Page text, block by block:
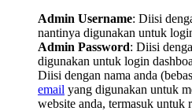
Admin Username: Diisi
nantinya digunakan untuk
Admin Password: Diisi
digunakan untuk login
Diisi dengan nama anda
email yang digunakan untuk
website anda, termasuk untuk